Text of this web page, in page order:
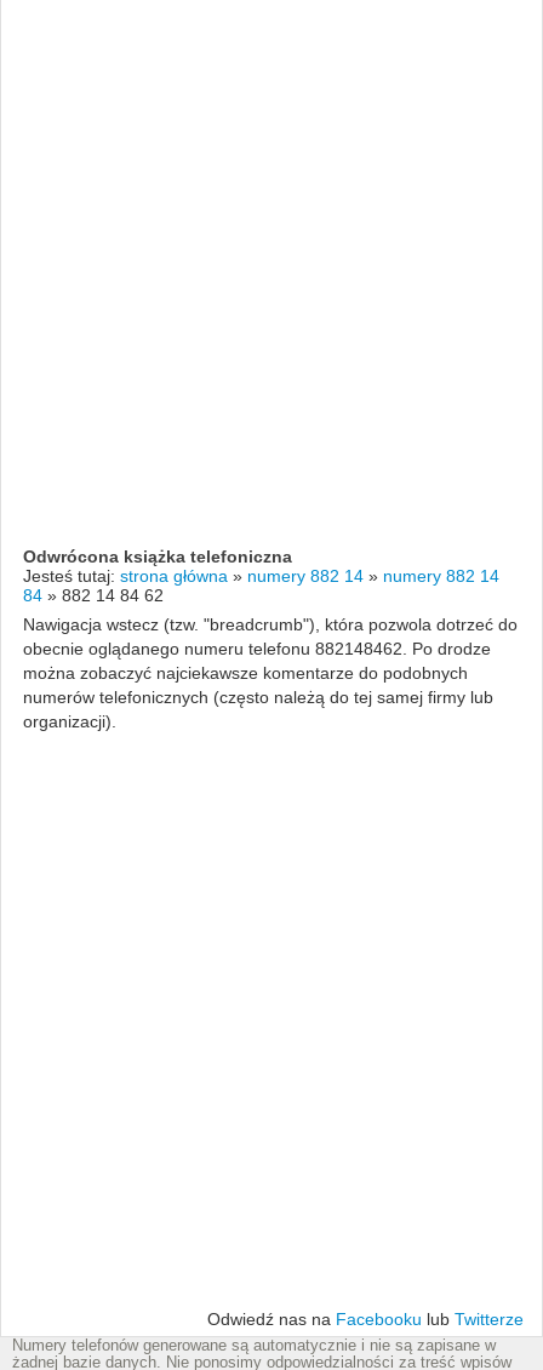
Odwrócona książka telefoniczna
Jesteś tutaj: strona główna » numery 882 14 » numery 882 14
84 » 882 14 84 62
Nawigacja wstecz (tzw. "breadcrumb"), która pozwola dotrzeć do
obecnie oglądanego numeru telefonu 882148462. Po drodze
można zobaczyć najciekawsze komentarze do podobnych
numerów telefonicznych (często należą do tej samej firmy lub
organizacji).
Odwiedź nas na Facebooku lub Twitterze
Numery telefonów generowane są automatycznie i nie są zapisane w
żadnej bazie danych. Nie ponosimy odpowiedzialności za treść wpisów